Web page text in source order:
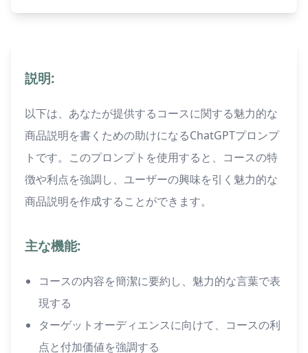
説明:
以下は、あなたが提供するコースに関する魅力的な
商品説明を書くための助けになるChatGPTプロンプ
トです。このプロンプトを使用すると、コースの特
徴や利点を強調し、ユーザーの興味を引く魅力的な
商品説明を作成することができます。
主な機能:
コースの内容を簡潔に要約し、魅力的な言葉で表
現する
ターゲットオーディエンスに向けて、コースの利
点と付加価値を強調する